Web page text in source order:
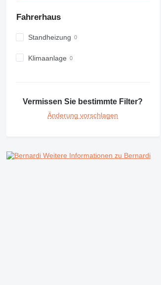
966
973
982
992
C-series
D series
Fahrerhaus
Standheizung
Klimaanlage
Vermissen Sie bestimmte Filter?
Änderung vorschlagen
Weitere Informationen zu Bernardi